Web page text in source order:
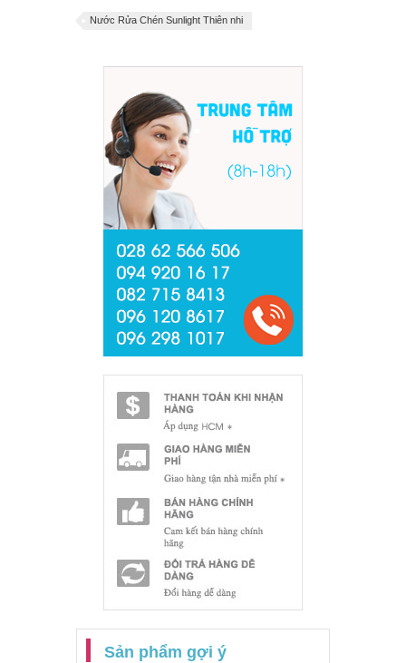
Nước Rửa Chén Sunlight Thiên nhi
Sản phẩm gợi ý